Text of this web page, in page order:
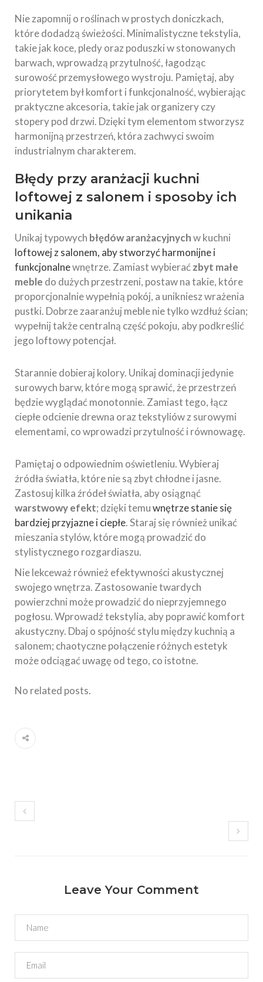
Nie zapomnij o roślinach w prostych doniczkach,
które dodadzą świeżości. Minimalistyczne tekstylia,
takie jak koce, pledy oraz poduszki w stonowanych
barwach, wprowadzą przytulność, łagodząc
surowość przemysłowego wystroju. Pamiętaj, aby
priorytetem był komfort i funkcjonalność, wybierając
praktyczne akcesoria, takie jak organizery czy
stopery pod drzwi. Dzięki tym elementom stworzysz
harmonijną przestrzeń, która zachwyci swoim
industrialnym charakterem.
Błędy przy aranżacji kuchni
loftowej z salonem i sposoby ich
unikania
Unikaj typowych błędów aranżacyjnychw kuchni
loftowej z salonem, aby stworzyć harmonijne i
funkcjonalnewnętrze. Zamiast wybieraćzbyt małe
meble do dużych przestrzeni, postaw na takie, które
proporcjonalnie wypełnią pokój, a unikniesz wrażenia
pustki. Dobrze zaaranżuj meble nie tylko wzdłuż ścian;
wypełnij także centralną część pokoju, aby podkreślić
jego loftowy potencjał.
Starannie dobieraj kolory. Unikaj dominacji jedynie
surowych barw, które mogą sprawić, że przestrzeń
będzie wyglądać monotonnie. Zamiast tego, łącz
ciepłe odcienie drewna oraz tekstyliów z surowymi
elementami, co wprowadzi przytulność i równowagę.
Pamiętaj o odpowiednim oświetleniu. Wybieraj
źródła światła, które nie są zbyt chłodne i jasne.
Zastosuj kilka źródeł światła, aby osiągnąć
warstwowy efekt; dzięki temuwnętrze stanie się
bardziej przyjazne i ciepłe. Staraj się również unikać
mieszania stylów, które mogą prowadzić do
stylistycznego rozgardiaszu.
Nie lekceważ również efektywności akustycznej
swojego wnętrza. Zastosowanie twardych
powierzchni może prowadzić do nieprzyjemnego
pogłosu. Wprowadź tekstylia, aby poprawić komfort
akustyczny. Dbaj o spójność stylu między kuchnią a
salonem; chaotyczne połączenie różnych estetyk
może odciągać uwagę od tego, co istotne.
No related posts.
Leave Your Comment